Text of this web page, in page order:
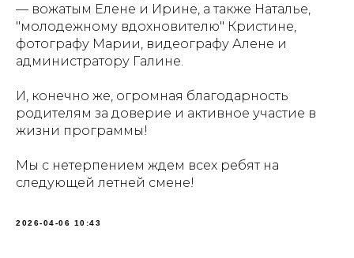
— вожатым Елене и Ирине, а также Наталье,
"молодежному вдохновителю" Кристине,
фотографу Марии, видеографу Алене и
администратору Галине.
И, конечно же, огромная благодарность
родителям за доверие и активное участие в
жизни программы!
Мы с нетерпением ждем всех ребят на
следующей летней смене!
2026-04-06 10:43